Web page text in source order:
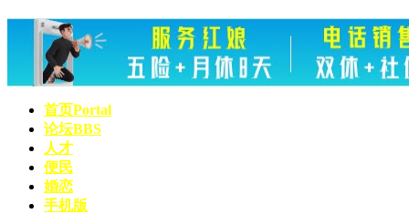
首页Portal
论坛BBS
人才
便民
婚恋
手机版